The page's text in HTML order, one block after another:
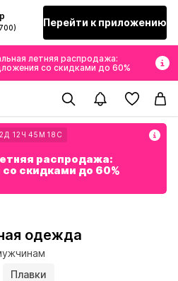
Перейти к приложению
летняя распродажа:
со скидками до 60%
Д 12 Ч 45 М 15 С
распродажа:
скидками до 60%
одежда
Плавки